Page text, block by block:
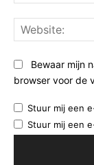
Bewaar mijn
browser voor de
Stuur mij een
Stuur mij een